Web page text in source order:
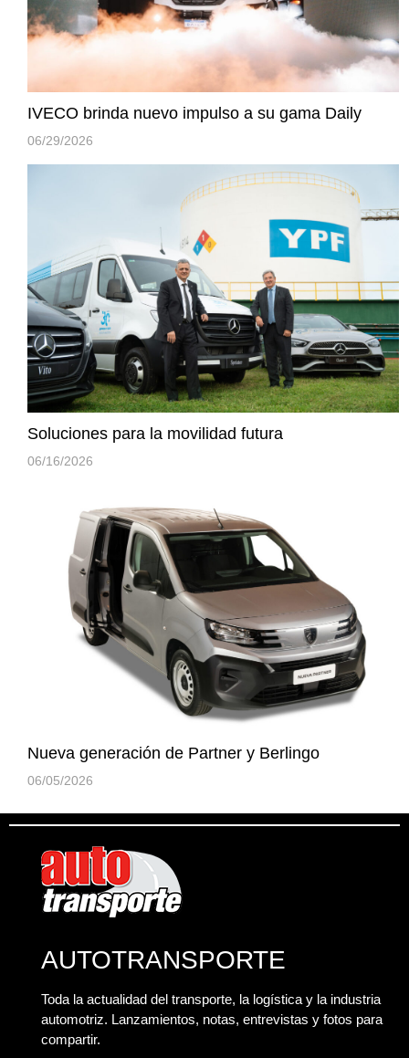
IVECO brinda nuevo impulso a su gama Daily
06/29/2026
Soluciones para la movilidad futura
06/16/2026
Nueva generación de Partner y Berlingo
06/05/2026
AUTOTRANSPORTE
Toda la actualidad del transporte, la logística y la industria
automotriz. Lanzamientos, notas, entrevistas y fotos para
compartir.